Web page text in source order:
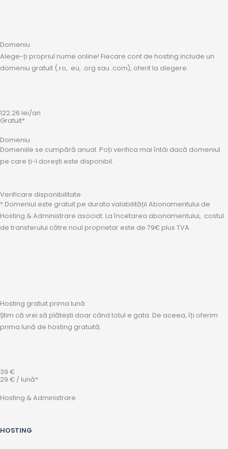
Domeniu
Alege-ți propriul nume online! Fiecare cont de hosting include un
domeniu gratuit (.ro, .eu, .org sau .com), oferit la alegere.
122.26 lei/an
Gratuit*
Domeniu
Domeniile se cumpără anual. Poți verifica mai întâi dacă domeniul
pe care ți-l dorești este disponibil.
Verificare disponibilitate
* Domeniul este gratuit pe durata valabilității Abonamentului de
Hosting & Administrare asociat. La încetarea abonamentului, costul
de transferului către noul proprietar este de 79€ plus TVA.
Hosting gratuit prima lună
Știm că vrei să plătești doar când totul e gata. De aceea, îți oferim
prima lună de hosting gratuită.
39 €
29 € / lună*
Hosting & Administrare
HOSTING